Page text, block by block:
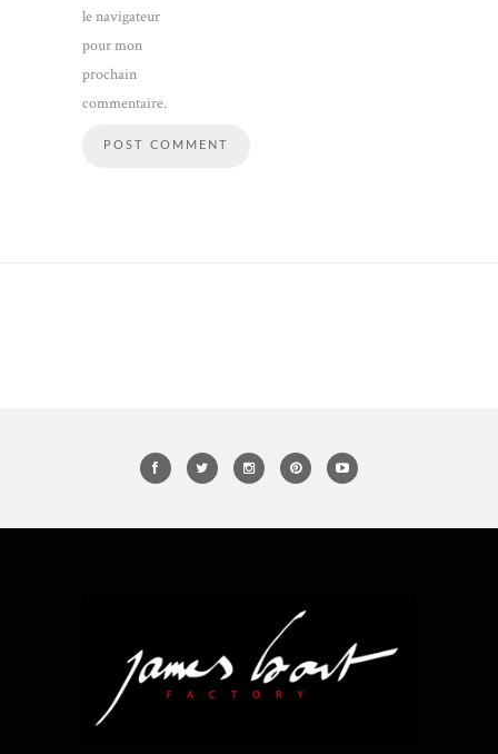
le navigateur
pour mon
prochain
commentaire.